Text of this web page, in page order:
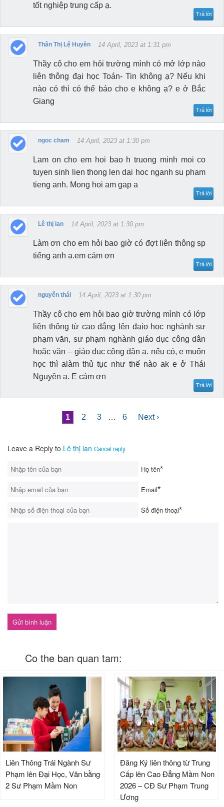
tốt nghiệp trung cấp ạ.
Trả lời
Thân Thị Lệ Huyền 14 April, 2023 at 1:31 pm
Thầy cô cho em hỏi trường mình có mở lớp nào
liên thông đại học Toán- Tin không ạ? Nếu khi
nào có thì có thể báo cho e không ạ? e ở Bắc
Giang
Trả lời
ngoc cham 14 April, 2023 at 1:30 pm
Lam on cho em hoi bao h truong minh moi co
tuyen sinh lien thong len dai hoc nganh su pham
tieng anh. Mong hoi am gap a
Trả lời
Lê thị lan 14 April, 2023 at 1:30 pm
Làm ơn cho em hỏi bao giờ có đợt liên thông sp
tiếng anh ạ.em cảm ơn
Trả lời
nguyễn thái 14 April, 2023 at 1:30 pm
Thầy cô cho em hỏi bao giờ trường mình có lớp
liên thông từ cao đẳng lên đaiọ học nghành sư
phạm văn, sư phạm nghành giáo dục công dân
hoặc văn – giáo dục công dân ạ. nếu có, e muốn
học thì alàm thủ tục như thế nào ak e ở Thái
Nguyên ạ. E cảm ơn
Trả lời
1 2 3 … 6 Next ›
Leave a Reply to Lê thị lan Cancel reply
Họ tên*
Email*
Số điện thoại*
Co the ban quan tam:
Liên Thông Trái Ngành Sư
Phạm lên Đại Học, Văn bằng
2 Sư Phạm Mầm Non
Đăng Ký liên thông từ Trung
Cấp lên Cao Đẳng Mầm Non
2026 – CĐ Sư Phạm Trung
Ương